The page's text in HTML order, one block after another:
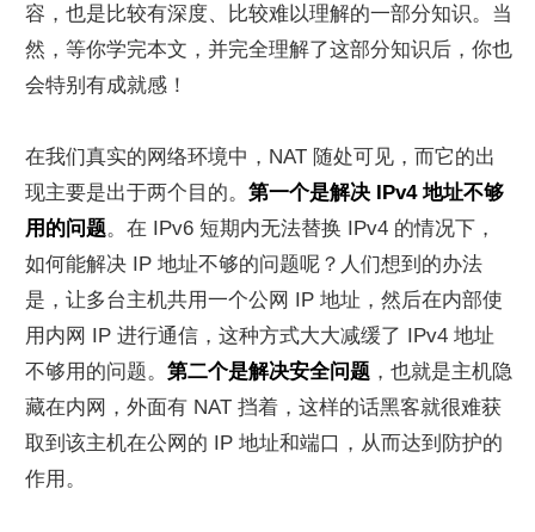
容，也是比较有深度、比较难以理解的一部分知识。当
然，等你学完本文，并完全理解了这部分知识后，你也
会特别有成就感！
在我们真实的网络环境中，NAT 随处可见，而它的出
现主要是出于两个目的。 第一个是解决 IPv4 地址不够
用的问题。在 IPv6 短期内无法替换 IPv4 的情况下，
如何能解决 IP 地址不够的问题呢？人们想到的办法
是，让多台主机共用一个公网 IP 地址，然后在内部使
用内网 IP 进行通信，这种方式大大减缓了 IPv4 地址
不够用的问题。 第二个是解决安全问题 ，也就是主机隐
藏在内网，外面有 NAT 挡着，这样的话黑客就很难获
取到该主机在公网的 IP 地址和端口，从而达到防护的
作用。